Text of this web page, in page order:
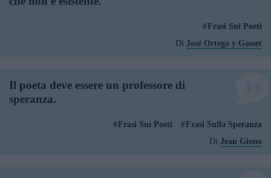
Frasi Sui Poeti
Di José Ortega y Gasset
Il poeta deve essere un professore di
speranza.
Frasi Sui Poeti
Frasi Sulla Speranza
Di Jean Giono